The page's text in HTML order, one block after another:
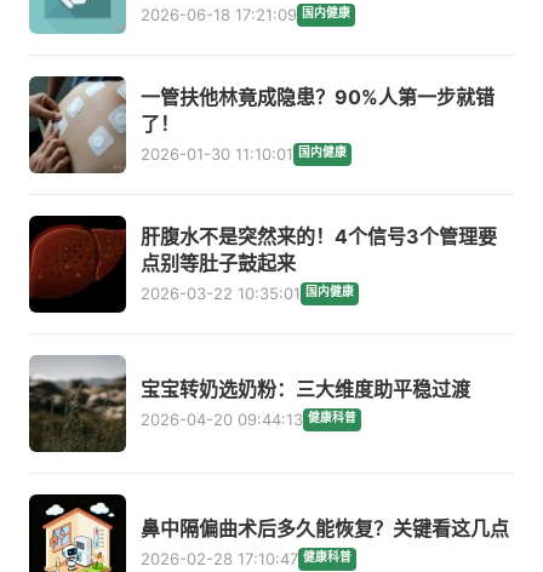
2026-06-18 17:21:09 国内健康
一管扶他林竟成隐患？90%人第一步就错
了！
2026-01-30 11:10:01 国内健康
肝腹水不是突然来的！4个信号3个管理要
点别等肚子鼓起来
2026-03-22 10:35:01 国内健康
宝宝转奶选奶粉：三大维度助平稳过渡
2026-04-20 09:44:13 健康科普
鼻中隔偏曲术后多久能恢复？关键看这几点
2026-02-28 17:10:47 健康科普